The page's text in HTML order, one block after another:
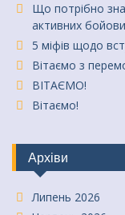
Що потрібно
активних
5 міфів щодо
Вітаємо з
ВІТАЄМО!
Вітаємо!
Архіви
Липень 2026